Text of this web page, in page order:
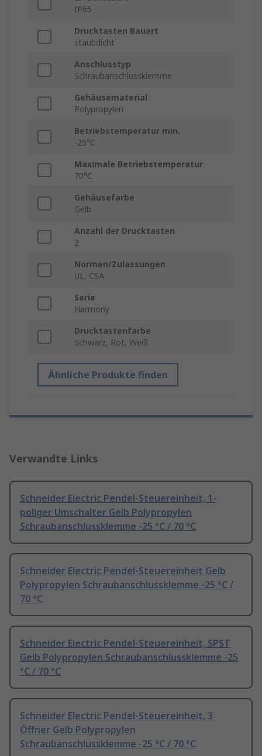
IP65
Drucktasten Bauart
staubdicht
Anschlusstyp
Schraubanschlussklemme
Gehäusematerial
Polypropylen
Betriebstemperatur min.
-25°C
Maximale Betriebstemperatur
70°C
Gehäusefarbe
Gelb
Anzahl der Drucktasten
2
Normen/Zulassungen
UL, CSA
Serie
Harmony
Drucktastenfarbe
Schwarz, Rot, Weiß
Ähnliche Produkte finden
Verwandte Links
Schneider Electric Pendel-Steuereinheit, 1-
poliger Umschalter Gelb Polypropylen
Schraubanschlussklemme -25 °C / 70 °C
Schneider Electric Pendel-Steuereinheit Gelb
Polypropylen Schraubanschlussklemme -25 °C /
70 °C
Schneider Electric Pendel-Steuereinheit, SPST
Gelb Polypropylen Schraubanschlussklemme -25
°C / 70 °C
Schneider Electric Pendel-Steuereinheit, 3
Öffner Gelb Polypropylen
Schraubanschlussklemme -25 °C / 70 °C